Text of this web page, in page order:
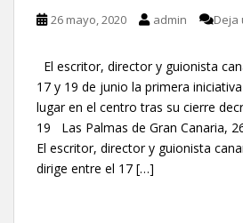
26 mayo, 2020 admin Deja
El escritor, director y guionista
17 y 19 de junio la primera
lugar en el centro tras su cierre
19 Las Palmas de Gran Canaria,
El escritor, director y guionista
dirige entre el 17 […]